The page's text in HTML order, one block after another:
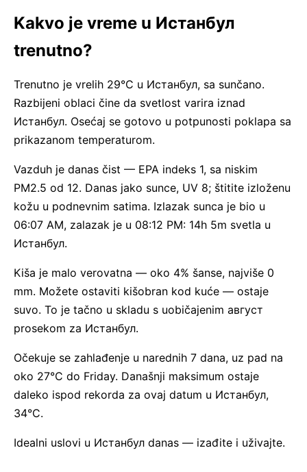
Kakvo je vreme u Истанбул
trenutno?
Trenutno je vrelih 29°C u Истанбул, sa sunčano.
Razbijeni oblaci čine da svetlost varira iznad
Истанбул. Osećaj se gotovo u potpunosti poklapa sa
prikazanom temperaturom.
Vazduh je danas čist — EPA indeks 1, sa niskim
PM2.5 od 12. Danas jako sunce, UV 8; štitite izloženu
kožu u podnevnim satima. Izlazak sunca je bio u
06:07 AM, zalazak je u 08:12 PM: 14h 5m svetla u
Истанбул.
Kiša je malo verovatna — oko 4% šanse, najviše 0
mm. Možete ostaviti kišobran kod kuće — ostaje
suvo. To je tačno u skladu s uobičajenim август
prosekom za Истанбул.
Očekuje se zahlađenje u narednih 7 dana, uz pad na
oko 27°C do Friday. Današnji maksimum ostaje
daleko ispod rekorda za ovaj datum u Истанбул,
34°C.
Idealni uslovi u Истанбул danas — izađite i uživajte.